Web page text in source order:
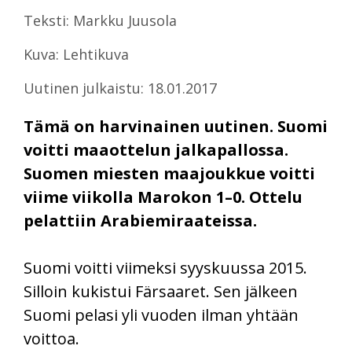
Teksti: Markku Juusola
Kuva: Lehtikuva
Uutinen julkaistu: 18.01.2017
Tämä on harvinainen uutinen. Suomi
voitti maaottelun jalkapallossa.
Suomen miesten maajoukkue voitti
viime viikolla Marokon 1–0. Ottelu
pelattiin Arabiemiraateissa.
Suomi voitti viimeksi syyskuussa 2015.
Silloin kukistui Färsaaret. Sen jälkeen
Suomi pelasi yli vuoden ilman yhtään
voittoa.